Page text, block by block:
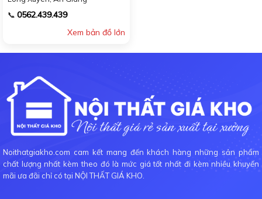
📞 0562.439.439
Xem bản đồ lớn
Noithatgiakho.com cam kết mang đến khách hàng những sản phẩm
chất lượng nhất kèm theo đó là mức giá tốt nhất đi kèm nhiều khuyến
mãi ưa đãi chỉ có tại NỘI THẤT GIÁ KHO.